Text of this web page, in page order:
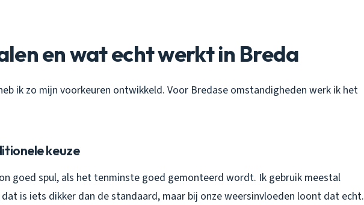
en wat echt werkt in Breda
ik zo mijn voorkeuren ontwikkeld. Voor Bredase omstandigheden werk ik het
keuze
goed spul, als het tenminste goed gemonteerd wordt. Ik gebruik meestal
dat is iets dikker dan de standaard, maar bij onze weersinvloeden loont dat echt.